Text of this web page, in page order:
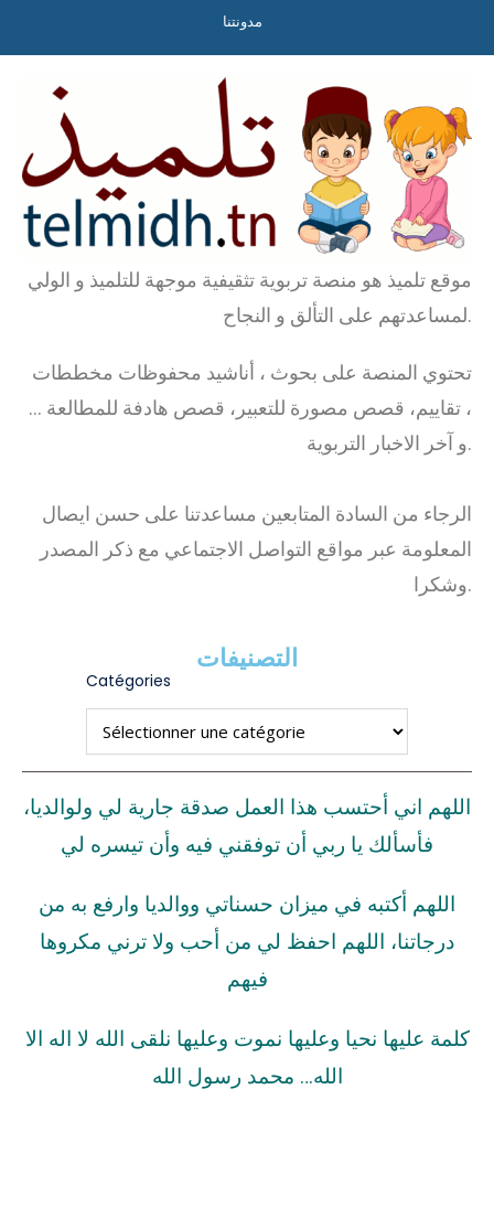
مدونتنا
موقع تلميذ هو منصة تربوية تثقيفية موجهة للتلميذ و الولي
لمساعدتهم على التألق و النجاح.
تحتوي المنصة على بحوث ، أناشيد محفوظات مخططات
، تقاييم، قصص مصورة للتعبير، قصص هادفة للمطالعة …
و آخر الاخبار التربوية.
الرجاء من السادة المتابعين مساعدتنا على حسن ايصال
المعلومة عبر مواقع التواصل الاجتماعي مع ذكر المصدر
وشكرا.
التصنيفات
Catégories
اللهم اني أحتسب هذا العمل صدقة جارية لي ولوالديا،
فأسألك يا ربي أن توفقني فيه وأن تيسره لي
اللهم أكتبه في ميزان حسناتي ووالديا وارفع به من
درجاتنا، اللهم احفظ لي من أحب ولا ترني مكروها
فيهم
كلمة عليها نحيا وعليها نموت وعليها نلقى الله لا اله الا
الله… محمد رسول الله